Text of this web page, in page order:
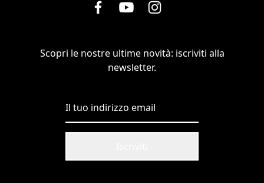
Scopri le nostre ultime novità: iscriviti alla
newsletter.